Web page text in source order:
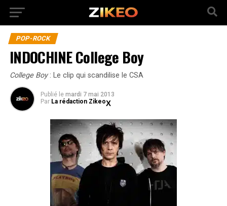
POP-ROCK
INDOCHINE College Boy
College Boy: Le clip qui scandilise le CSA
Publié le mardi 7 mai 2013
Par La rédaction Zikeo